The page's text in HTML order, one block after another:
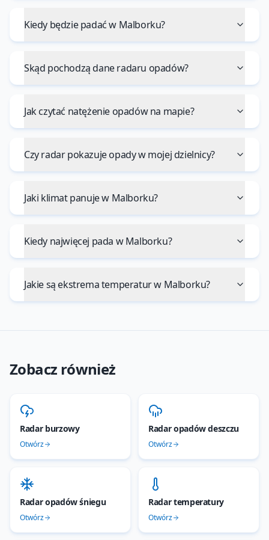
Kiedy będzie padać w Malborku?
Skąd pochodzą dane radaru opadów?
Jak czytać natężenie opadów na mapie?
Czy radar pokazuje opady w mojej dzielnicy?
Jaki klimat panuje w Malborku?
Kiedy najwięcej pada w Malborku?
Jakie są ekstrema temperatur w Malborku?
Zobacz również
Radar burzowy
Otwórz
Radar opadów deszczu
Otwórz
Radar opadów śniegu
Otwórz
Radar temperatury
Otwórz